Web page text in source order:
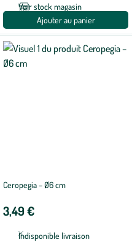
Voir stock magasin
Ajouter au panier
Ceropegia – Ø6 cm
3,49 €
Indisponible livraison